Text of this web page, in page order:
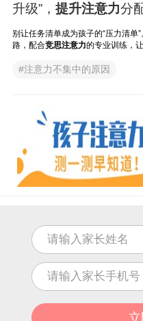
升级”， 提升注意力分
别让任务清单成为孩子的“压力清单
路，配合竞思注意力的专业训练，
#注意力不集中的原因